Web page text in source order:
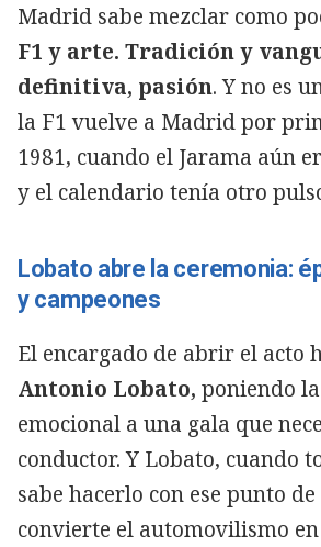
Madrid sabe mezclar como
F1 y arte. Tradición y
definitiva, pasión. Y no es
la F1 vuelve a Madrid por
1981, cuando el Jarama aún
y el calendario tenía otro
Lobato abre la ceremonia:
y campeones
El encargado de abrir el acto
Antonio Lobato, poniendo
emocional a una gala que
conductor. Y Lobato, cuando
sabe hacerlo con ese punto
convierte el automovilismo